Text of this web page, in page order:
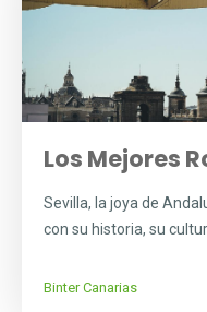
Los Mejores
Sevilla, la joya de
con su historia, su
Binter Canarias